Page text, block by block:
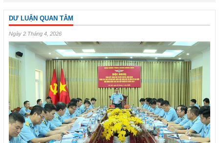
DƯ LUẬN QUAN TÂM
Ngày 2 Tháng 4, 2026